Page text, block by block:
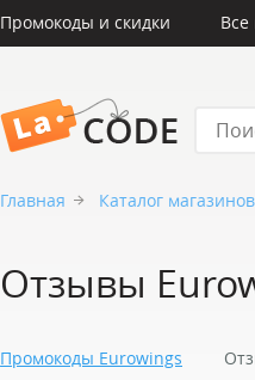
Промокоды и скидки Все
Главная Каталог магазинов
Отзывы
Промокоды Eurowings